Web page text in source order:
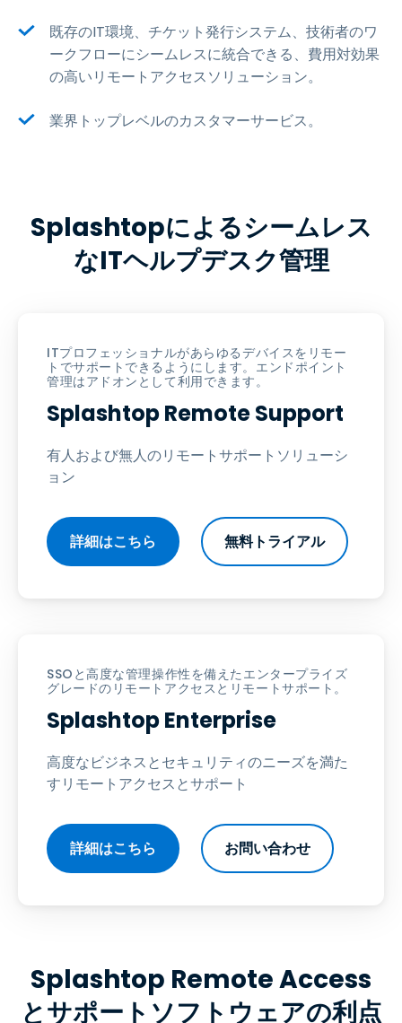
既存のIT環境、チケット発行システム、技術者のワ
ークフローにシームレスに統合できる、費用対効果
の高いリモートアクセスソリューション。
業界トップレベルのカスタマーサービス。
Splashtopによるシームレス
なITヘルプデスク管理
ITプロフェッショナルがあらゆるデバイスをリモー
トでサポートできるようにします。エンドポイント
管理はアドオンとして利用できます。
Splashtop Remote Support
有人および無人のリモートサポートソリューシ
ョン
詳細はこちら 無料トライアル
SSOと高度な管理操作性を備えたエンタープライズ
グレードのリモートアクセスとリモートサポート。
Splashtop Enterprise
高度なビジネスとセキュリティのニーズを満た
すリモートアクセスとサポート
詳細はこちら お問い合わせ
Splashtop Remote Access
とサポートソフトウェアの利点